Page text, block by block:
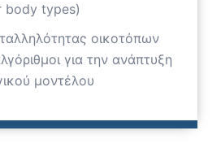
body types)
οικοτόπων
για την ανάπτυξη
μοντέλου